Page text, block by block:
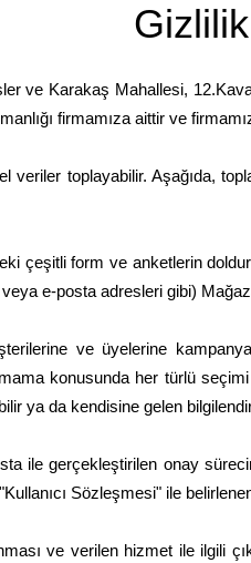
ve Karakaş Mahallesi,
firmamıza aittir ve
veriler toplayabilir. Aşağıda,
çeşitli form ve anketlerin
e-posta adresleri gibi)
ve üyelerine
konusunda her türlü
ya da kendisine gelen
ile gerçekleştirilen onay
Sözleşmesi" ile
ve verilen hizmet ile ilgili